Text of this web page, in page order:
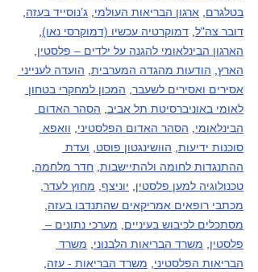
בטלגרם
ארגון הבריאות העולמי ג’נוסייד בעזה
דובר צה"ל דמוקרטיה עכשיו (דמוקרסי נאו)
הארגון הבינלאומי להגנה על ילדים – פלסטין
הארץ הודעות מהגדה המערבית הועדה לענייני
אסירים ואסירים לשעבר המכון למחקרי בטחון
לאומי באוניברסיטת תל אביב הסהר האדום
הבינלאומי
הסהר האדום הפלסטיני
וואפא
סוכנות ידיעות הוושינגטון פוסט
ועדת
ההתנגדות לחומה ולהתיישבות חדר מלחמה
טכנולוגיה למען פלסטין
יוניצף מחוץ לעדר
מכתבי רופאים אמריקאים שהתנדבו בעזה
מסתכלים לכיבוש בעיניים
מערכי נתונים –
פלסטין
משרד הבריאות הלבנוני
משרד
הבריאות הפלסטיני
משרד הבריאות - עזה